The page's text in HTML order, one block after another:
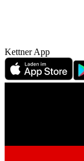
Kettner App